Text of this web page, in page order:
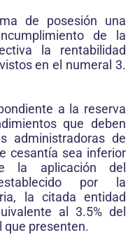
de posesión una
de la
la rentabilidad
en el numeral 3.
a la reserva
que deben
administradoras de
cesantía sea inferior
la aplicación del
por la
la citada entidad
al 3.5% del
que presenten.